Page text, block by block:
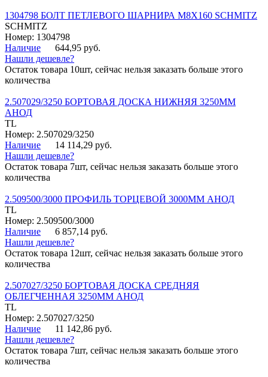
1304798 БОЛТ ПЕТЛЕВОГО ШАРНИРА М8Х160 SCHMITZ
SCHMITZ
Номер: 1304798
Наличие
644,95 руб.
Нашли дешевле?
Остаток товара 10шт, сейчас нельзя заказать больше этого
количества
2.507029/3250 БОРТОВАЯ ДОСКА НИЖНЯЯ 3250ММ
АНОД
TL
Номер: 2.507029/3250
Наличие
14 114,29 руб.
Нашли дешевле?
Остаток товара 7шт, сейчас нельзя заказать больше этого
количества
2.509500/3000 ПРОФИЛЬ ТОРЦЕВОЙ 3000ММ АНОД
TL
Номер: 2.509500/3000
Наличие
6 857,14 руб.
Нашли дешевле?
Остаток товара 12шт, сейчас нельзя заказать больше этого
количества
2.507027/3250 БОРТОВАЯ ДОСКА СРЕДНЯЯ
ОБЛЕГЧЕННАЯ 3250ММ АНОД
TL
Номер: 2.507027/3250
Наличие
11 142,86 руб.
Нашли дешевле?
Остаток товара 7шт, сейчас нельзя заказать больше этого
количества